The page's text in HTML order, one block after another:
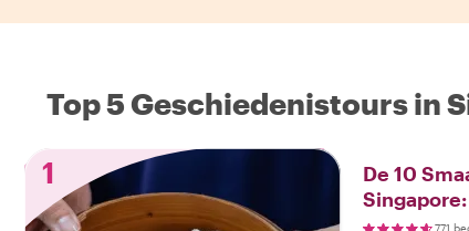
Top 5 Geschiedenistours in
1
De 10
771